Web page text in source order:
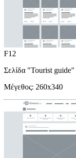
F12
Σελίδα "Tourist guide"
Μέγεθος: 260x340